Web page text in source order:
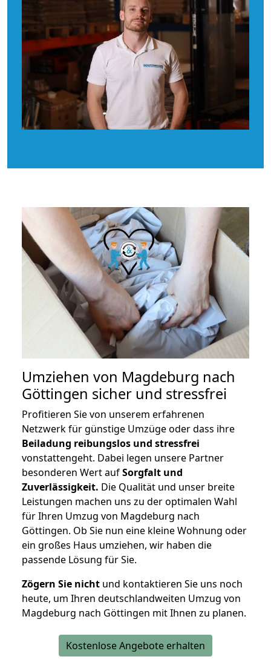
Umziehen von Magdeburg nach
Göttingen sicher und stressfrei
Profitieren Sie von unserem erfahrenen
Netzwerk für günstige Umzüge oder dass ihre
Beiladung reibungslos und stressfrei
vonstattengeht. Dabei legen unsere Partner
besonderen Wert aufSorgfalt und
Zuverlässigkeit. Die Qualität und unser breite
Leistungen machen uns zu der optimalen Wahl
für Ihren Umzug von Magdeburg nach
Göttingen. Ob Sie nun eine kleine Wohnung oder
ein großes Haus umziehen, wir haben die
passende Lösung für Sie.
Zögern Sie nicht und kontaktieren Sie uns noch
heute, um Ihren deutschlandweiten Umzug von
Magdeburg nach Göttingen mit Ihnen zu planen.
Kostenlose Angebote erhalten